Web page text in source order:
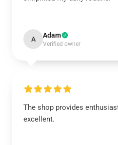
A Adam
Verified owner
The shop provides
excellent.